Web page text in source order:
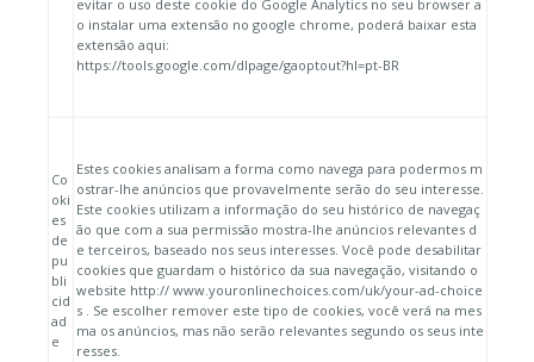
evitar o uso deste cookie do Google Analytics no seu browser a
o instalar uma extensão no google chrome, poderá baixar esta
extensão aqui:
https://tools.google.com/dlpage/gaoptout?hl=pt-BR
Co
oki
es
de
pu
bli
cid
ad
e
Estes cookies analisam a forma como navega para podermos m
ostrar-lhe anúncios que provavelmente serão do seu interesse.
Este cookies utilizam a informação do seu histórico de navegaç
ão que com a sua permissão mostra-lhe anúncios relevantes d
e terceiros, baseado nos seus interesses. Você pode desabilitar
cookies que guardam o histórico da sua navegação, visitando o
website http:// www.youronlinechoices.com/uk/your-ad-choice
s . Se escolher remover este tipo de cookies, você verá na mes
ma os anúncios, mas não serão relevantes segundo os seus inte
resses.